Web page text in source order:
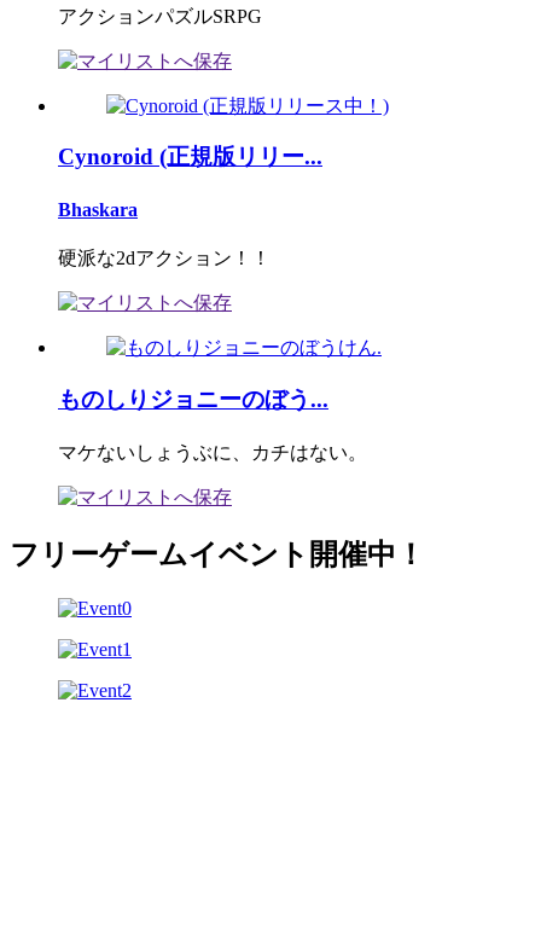
アクションパズルSRPG
Cynoroid (正規版リリー...
Bhaskara
硬派な2dアクション！！
ものしりジョニーのぼう...
マケないしょうぶに、カチはない。
フリーゲームイベント開催中！